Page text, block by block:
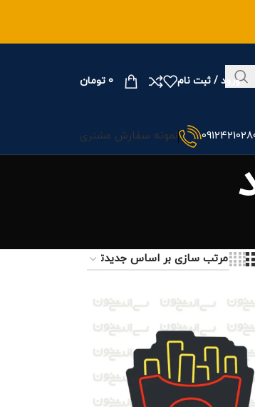
ورود / ثبت نام 0 تومان
نمونه سفارش مشتری